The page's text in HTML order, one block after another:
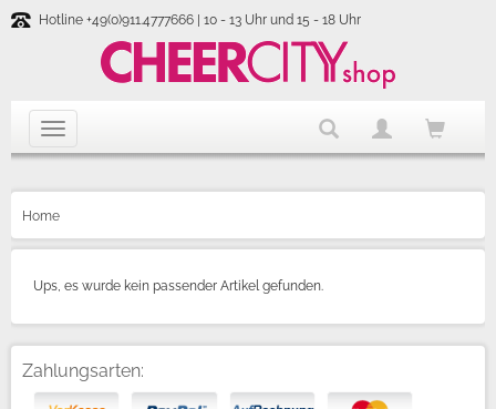
Hotline +49(0)911.4777666 | 10 - 13 Uhr und 15 - 18 Uhr
Home
Ups, es wurde kein passender Artikel gefunden.
Zahlungsarten: